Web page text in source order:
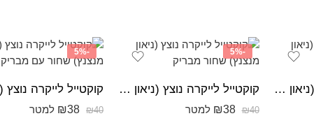
קוקטייל לייקרה נוצץ (ניאון מנצנץ) אפרסק מבריק
-5%
קוקטייל לייקרה נוצץ (ניאון מנצנץ) שחור מבריק
₪40
₪38 למטר
-5%
₪40
₪38 למטר